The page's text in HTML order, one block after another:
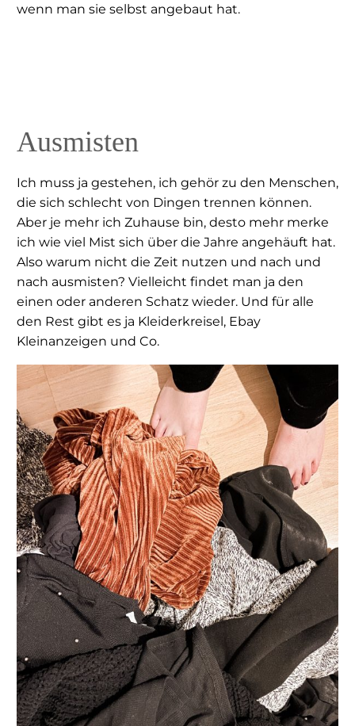
wenn man sie selbst angebaut hat.
Ausmisten
Ich muss ja gestehen, ich gehör zu den Menschen,
die sich schlecht von Dingen trennen können.
Aber je mehr ich Zuhause bin, desto mehr merke
ich wie viel Mist sich über die Jahre angehäuft hat.
Also warum nicht die Zeit nutzen und nach und
nach ausmisten? Vielleicht findet man ja den
einen oder anderen Schatz wieder. Und für alle
den Rest gibt es ja Kleiderkreisel, Ebay
Kleinanzeigen und Co.